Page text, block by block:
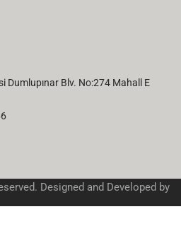
Dumlupınar Blv. No:274 Mahall E
Designed and Developed by